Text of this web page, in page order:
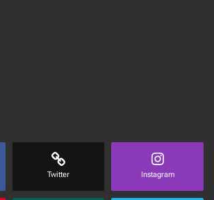
Twitter Instagram